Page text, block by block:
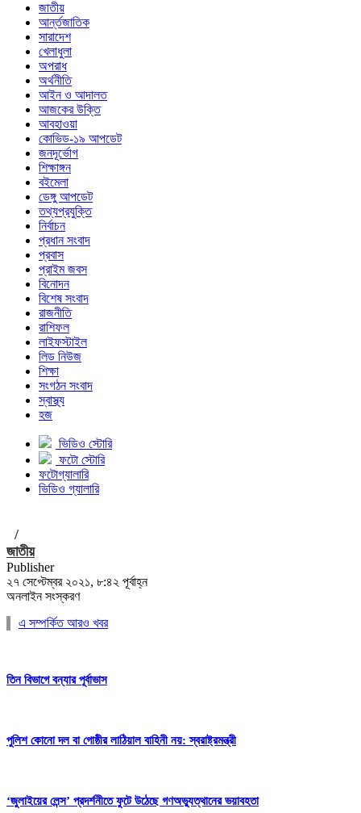
জাতীয়
আর্ন্তজাতিক
সারাদেশ
খেলাধুলা
অপরাধ
অর্থনীতি
আইন ও আদালত
আজকের উক্তি
আবহাওয়া
কোভিড-১৯ আপডেট
জনদূর্ভোগ
শিক্ষাঙ্গন
বইমেলা
ডেঙ্গু আপডেট
তথ্যপ্রযুক্তি
নির্বাচন
প্রধান সংবাদ
প্রবাস
প্রাইম জবস
বিনোদন
বিশেষ সংবাদ
রাজনীতি
রাশিফল
লাইফস্টাইল
লিড নিউজ
শিক্ষা
সংগঠন সংবাদ
স্বাস্থ্য
হজ
ভিডিও স্টোরি
ফটো স্টোরি
ফটোগ্যালারি
ভিডিও গ্যালারি
/
জাতীয়
Publisher
২৭ সেপ্টেম্বর ২০২১, ৮:৪২ পূর্বাহ্ন
অনলাইন সংস্করণ
এ সম্পর্কিত আরও খবর
তিন বিভাগে বন্যার পূর্বাভাস
পুলিশ কোনো দল বা গোষ্ঠীর লাঠিয়াল বাহিনী নয়: স্বরাষ্ট্রমন্ত্রী
‘জুলাইয়ের লেন্স’ প্রদর্শনীতে ফুটে উঠেছে গণঅভ্যুত্থানের ভয়াবহতা